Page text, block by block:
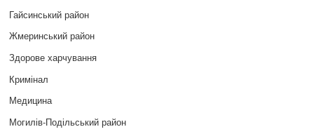
Гайсинський район
Жмеринський район
Здорове харчування
Кримінал
Медицина
Могилів-Подільський район